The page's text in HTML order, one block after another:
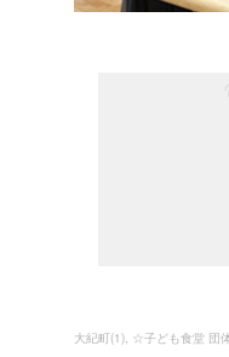
大紀町(1) ☆子ども食堂 団